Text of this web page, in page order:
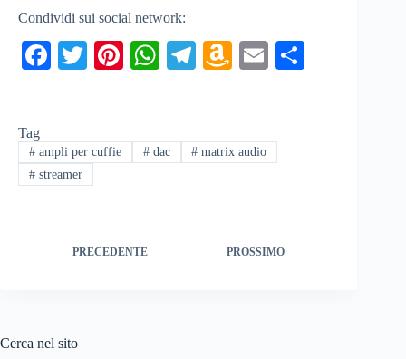
Condividi sui social network:
Fa
ok
T
r
Pi
es
t
W
A
pp
Te
a
m
A
on
W
Li
E
Tag
#ampli per cuffie #dac # matrix audio
#streamer
PRECEDENTE PROSSIMO
Cerca nel sito